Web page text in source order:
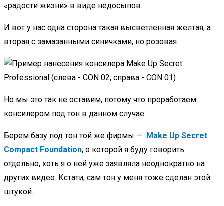
«радости жизни» в виде недосыпов.
И вот у нас одна сторона такая высветленная желтая, а
вторая с замазанными синичками, но розовая.
Но мы это так не оставим, потому что проработаем
консилером под тон в данном случае.
Берем базу под тон той же фирмы — Make Up Secret
Compact Foundation, о которой я буду говорить
отдельно, хоть я о ней уже заявляла неоднократно на
других видео. Кстати, сам тон у меня тоже сделан этой
штукой.